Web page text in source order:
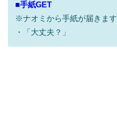
■手紙GET
※ナオミから手紙が届きます
・「大丈夫？」